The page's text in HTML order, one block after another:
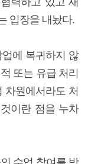
입장을 내놨다.
에 복귀하지 않
또는 유급 처리
차원에서라도 처
이란 점을 누차